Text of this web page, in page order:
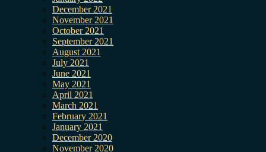
December 2021
November 2021
October 2021
September 2021
August 2021
July 2021
June 2021
May 2021
April 2021
March 2021
February 2021
January 2021
December 2020
November 2020